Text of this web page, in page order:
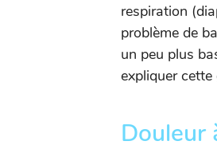
respiration
problème de
un peu plus
expliquer cette
Douleur